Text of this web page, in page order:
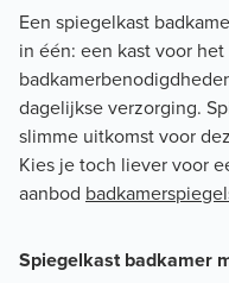
Een spiegelkast
in één: een kast voor
dagelijkse verzorging.
slimme uitkomst voor
Kies je toch liever voor
aanbod
Spiegelkast badkamer